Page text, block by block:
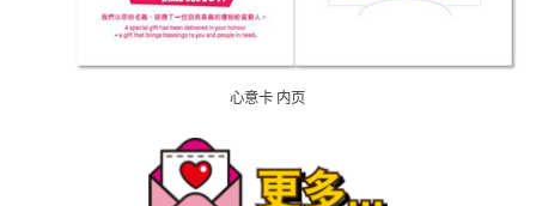
心意卡 内页